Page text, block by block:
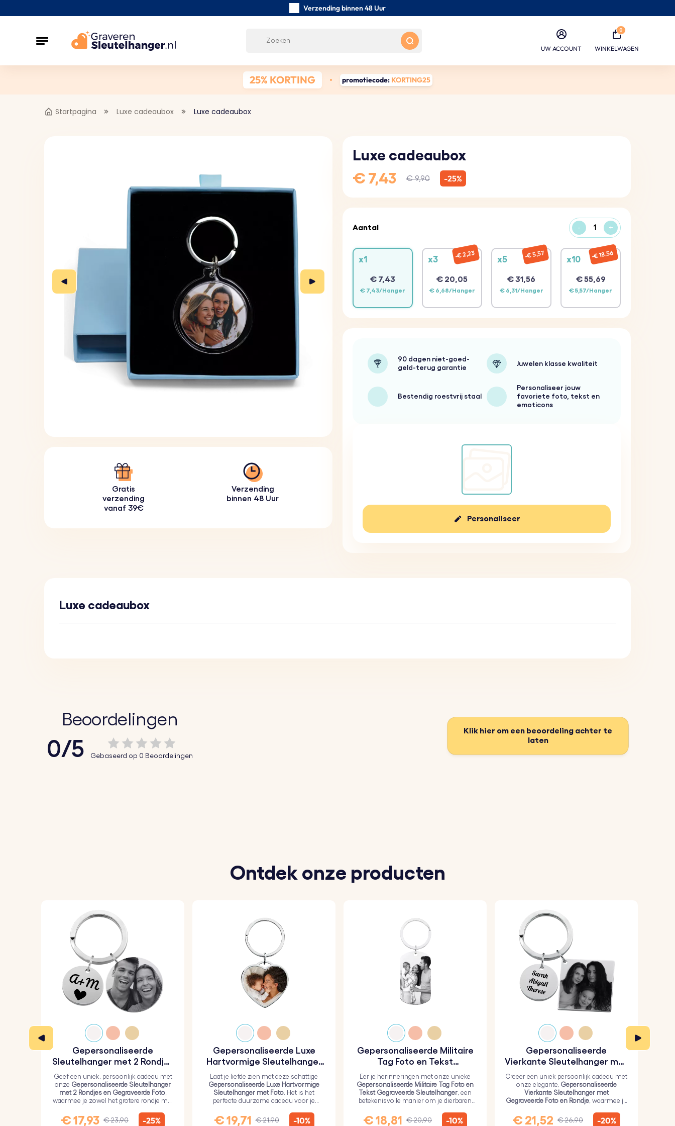
Verzending binnen 48 Uur
UW ACCOUNT
0
WINKELWAGEN
25% KORTING promotiecode: KORTING25
Startpagina Luxe cadeaubox Luxe cadeaubox
Gratis
verzending
vanaf 39€
Verzending
binnen 48 Uur
Luxe cadeaubox
€ 7,43
€ 9,90 -25%
Aantal - +
x1
€ 7,43
€ 7,43/Hanger
x3
€ 20,05
€ 6,68/Hanger
€ 2,23 x5
€ 31,56
€ 6,31/Hanger
€ 5,57 x10
€ 55,69
€ 5,57/Hanger
€ 18,56
90 dagen niet-goed-
geld-terug garantie
Juwelen klasse kwaliteit
Bestendig roestvrij staal
Personaliseer jouw
favoriete foto, tekst en
emoticons
Personaliseer
Luxe cadeaubox
Beoordelingen
0/5 Gebaseerd op 0 Beoordelingen
Klik hier om een beoordeling achter te
laten
Ontdek onze producten
Gepersonaliseerde
Sleutelhanger met 2 Rondjes
en Gegraveerde Foto
Geef een uniek, persoonlijk cadeau met
onze Gepersonaliseerde Sleutelhanger
met 2 Rondjes en Gegraveerde Foto,
waarmee je zowel het grotere rondje met
rondje met tekst kunt graveren.
€ 17,93 € 23,90 -25%
Gepersonaliseerde Luxe
Hartvormige Sleutelhanger
met Foto
Laat je liefde zien met deze schattige
Gepersonaliseerde Luxe Hartvormige
Sleutelhanger met Foto. Het is het
perfecte duurzame cadeau voor je
epoxyglaslaag.
€ 19,71 € 21,90 -10%
Gepersonaliseerde Militaire
Tag Foto en Tekst
Gegraveerde Sleutelhanger
Eer je herinneringen met onze unieke
Gepersonaliseerde Militaire Tag Foto en
Tekst Gegraveerde Sleutelhanger, een
betekenisvolle manier om je dierbaren
€ 18,81 € 20,90 -10%
Gepersonaliseerde
Vierkante Sleutelhanger met
Gegraveerde Foto en Rondje
Creëer een uniek persoonlijk cadeau met
onze elegante, Gepersonaliseerde
Vierkante Sleutelhanger met
Gegraveerde Foto en Rondje, waarmee je
tekst op het rondje kunt zetten.
€ 21,52 € 26,90 -20%